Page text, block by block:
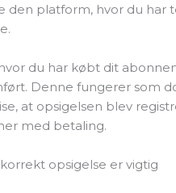
den platform, hvor du har
du har købt dit
Denne fungerer som
at opsigelsen blev
med betaling.
opsigelse er vigtig